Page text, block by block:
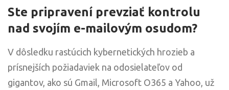
Ste pripravení prevziať kontrolu
nad svojím e-mailovým osudom?
V dôsledku rastúcich kybernetických hrozieb a
prísnejších požiadaviek na odosielateľov od
gigantov, ako sú Gmail, Microsoft O365 a Yahoo, už